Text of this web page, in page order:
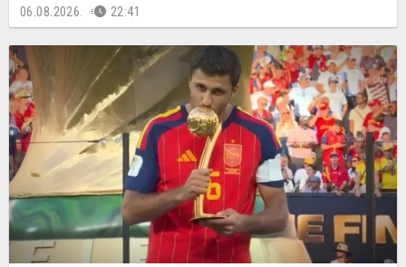
06.08.2026. 22:41